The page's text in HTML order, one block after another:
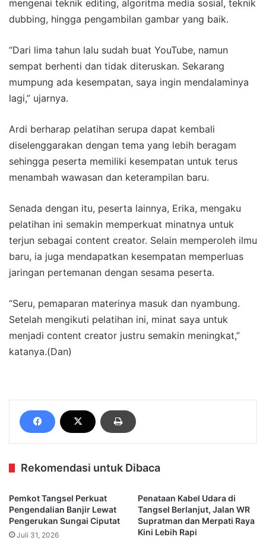
mengenai teknik editing, algoritma media sosial, teknik
dubbing, hingga pengambilan gambar yang baik.
“Dari lima tahun lalu sudah buat YouTube, namun
sempat berhenti dan tidak diteruskan. Sekarang
mumpung ada kesempatan, saya ingin mendalaminya
lagi,” ujarnya.
Ardi berharap pelatihan serupa dapat kembali
diselenggarakan dengan tema yang lebih beragam
sehingga peserta memiliki kesempatan untuk terus
menambah wawasan dan keterampilan baru.
Senada dengan itu, peserta lainnya, Erika, mengaku
pelatihan ini semakin memperkuat minatnya untuk
terjun sebagai content creator. Selain memperoleh ilmu
baru, ia juga mendapatkan kesempatan memperluas
jaringan pertemanan dengan sesama peserta.
“Seru, pemaparan materinya masuk dan nyambung.
Setelah mengikuti pelatihan ini, minat saya untuk
menjadi content creator justru semakin meningkat,”
katanya.(Dan)
Rekomendasi untuk Dibaca
Pemkot Tangsel Perkuat
Pengendalian Banjir Lewat
Pengerukan Sungai Ciputat
Juli 31, 2026
Penataan Kabel Udara di
Tangsel Berlanjut, Jalan WR
Supratman dan Merpati Raya
Kini Lebih Rapi